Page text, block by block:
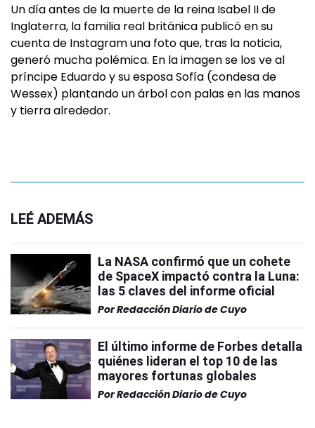
Un día antes de la muerte de la reina Isabel II de
Inglaterra, la familia real británica publicó en su
cuenta de Instagram una foto que, tras la noticia,
generó mucha polémica. En la imagen se los ve al
príncipe Eduardo y su esposa Sofía (condesa de
Wessex) plantando un árbol con palas en las manos
y tierra alrededor.
LEÉ ADEMÁS
La NASA confirmó que un cohete
de SpaceX impactó contra la Luna:
las 5 claves del informe oficial
PorRedacción Diario de Cuyo
El último informe de Forbes detalla
quiénes lideran el top 10 de las
mayores fortunas globales
PorRedacción Diario de Cuyo